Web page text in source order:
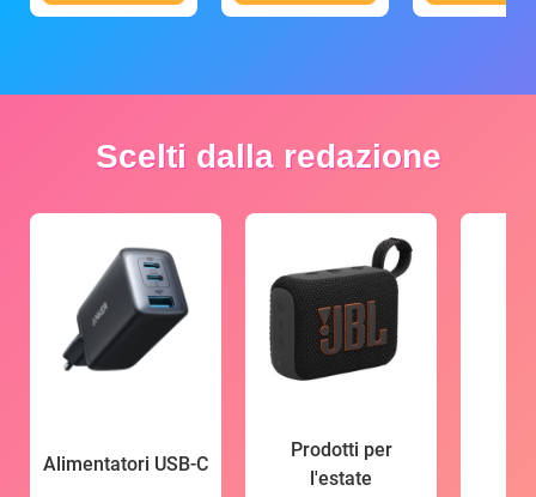
Scelti dalla redazione
Alimentatori USB-C
Prodotti per
l'estate